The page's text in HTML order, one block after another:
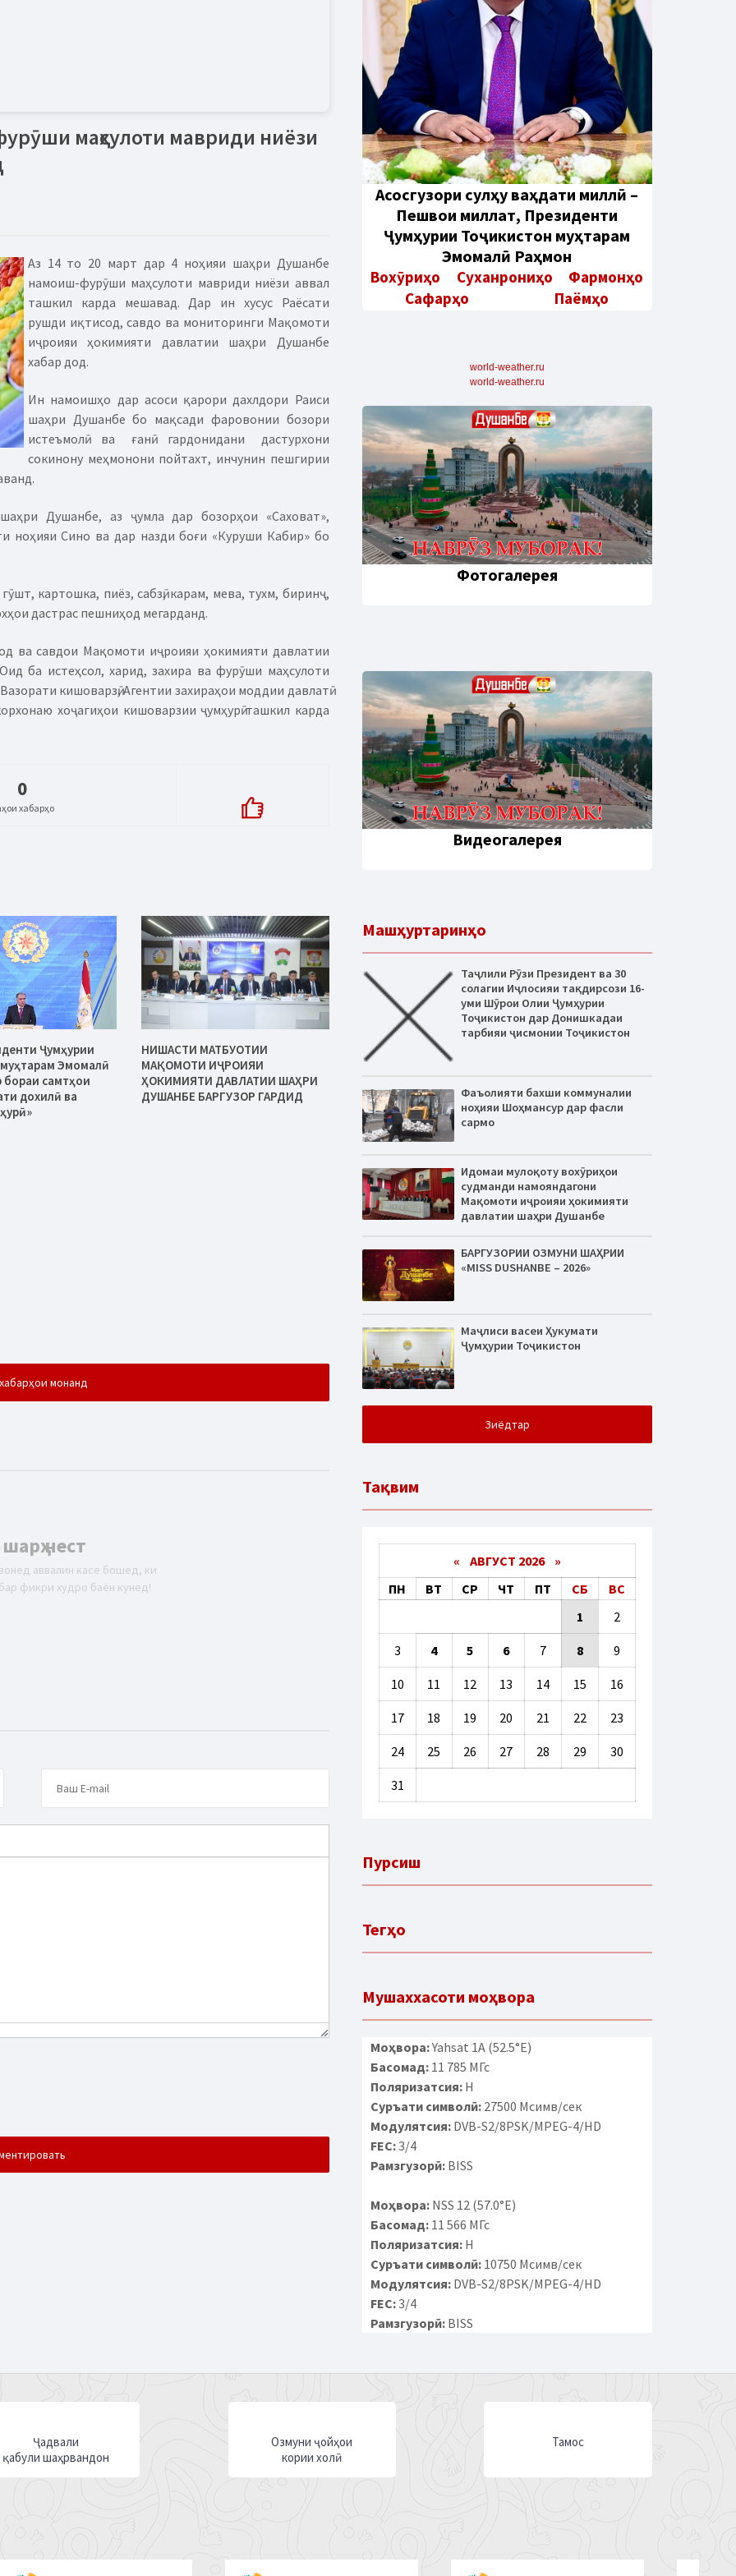
маҳсулоти мавриди ниёзи
Аз 14 то 20 март дар 4 ноҳияи шаҳри Душанбе
намоиш-фурӯши маҳсулоти мавриди ниёзи аввал
ташкил карда мешавад. Дар ин хусус Раёсати
рушди иқтисод, савдо ва мониторинги Мақомоти
иҷроияи ҳокимияти давлатии шаҳри Душанбе
хабар дод.
Ин намоишҳо дар асоси қарори дахлдори Раиси
шаҳри Душанбе бо мақсади фаровонии бозори
истеъмолӣ ва ғанӣ гардонидани дастурхони
сокинону меҳмонони пойтахт, инчунин пешгирии
Душанбе, аз ҷумла дар бозорҳои «Саховат»,
ноҳияи Сино ва дар назди боғи «Куруши Кабир» бо
картошка, пиёз, сабзӣ, карам, мева, тухм, биринҷ,
дастрас пешниҳод мегарданд.
ва савдои Мақомоти иҷроияи ҳокимияти давлатии
ба истеҳсол, харид, захира ва фурӯши маҳсулоти
кишоварзӣ, Агентии захираҳои моддии давлатӣ
хоҷагиҳои кишоварзии ҷумҳурӣ ташкил карда
0
хабарҳо
Ҷумҳурии
Эмомалӣ
бораи самтҳои
дохилӣ ва
НИШАСТИ МАТБУОТИИ
МАҚОМОТИ ИҶРОИЯИ
ҲОКИМИЯТИ ДАВЛАТИИ ШАҲРИ
ДУШАНБЕ БАРГУЗОР ГАРДИД
монанд
нест
аввалин касе бошед, ки
фикри худро баён кунед!
Aсосгузори сулҳу ваҳдати миллӣ –
Пешвои миллат, Президенти
Ҷумҳурии Тоҷикистон муҳтарам
Эмомалӣ Раҳмон
Вохӯриҳо Суханрониҳо
Фармонҳо
Сафарҳо
Паёмҳо
world-weather.ru
world-weather.ru
Фотогалерея
Видеогалерея
Машҳуртаринҳо
Таҷлили Рӯзи Президент ва 30
солагии Иҷлосияи тақдирсози 16-
уми Шӯрои Олии Ҷумҳурии
Тоҷикистон дар Донишкадаи
тарбияи ҷисмонии Тоҷикистон
Фаъолияти бахши коммуналии
ноҳияи Шоҳмансур дар фасли
сармо
Идомаи мулоқоту вохӯриҳои
судманди намояндагони
Мақомоти иҷроияи ҳокимияти
давлатии шаҳри Душанбе
БАРГУЗОРИИ ОЗМУНИ ШАҲРИИ
«MISS DUSHANBE – 2026»
Маҷлиси васеи Ҳукумати
Ҷумҳурии Тоҷикистон
Зиёдтар
Тақвим
« АВГУСТ 2026 »
ПН
ВТ СР ЧТ ПТ СБ
ВС
1
2
3 4 5 6 7 8 9
10 11 12 13 14 15 16
17 18 19 20 21 22 23
24 25 26 27 28 29 30
31
Пурсиш
Тегҳо
Мушаххасоти моҳвора
Моҳвора:Yahsat 1A (52.5°E)
Басомад:11 785 МГс
Поляризатсия:H
Суръати символӣ:27500 Мсимв/сек
Модулятсия:DVB-S2/8PSK/MPEG-4/HD
FEC:3/4
Рамзгузорӣ:BISS
Моҳвора:NSS 12 (57.0°E)
Басомад:11 566 МГс
Поляризатсия:H
Суръати символӣ:10750 Мсимв/сек
Модулятсия:DVB-S2/8PSK/MPEG-4/HD
FEC:3/4
Рамзгузорӣ:BISS
Ҷадвали
қабули шаҳрвандон
Озмуни ҷойҳои
кории холӣ
Тамос